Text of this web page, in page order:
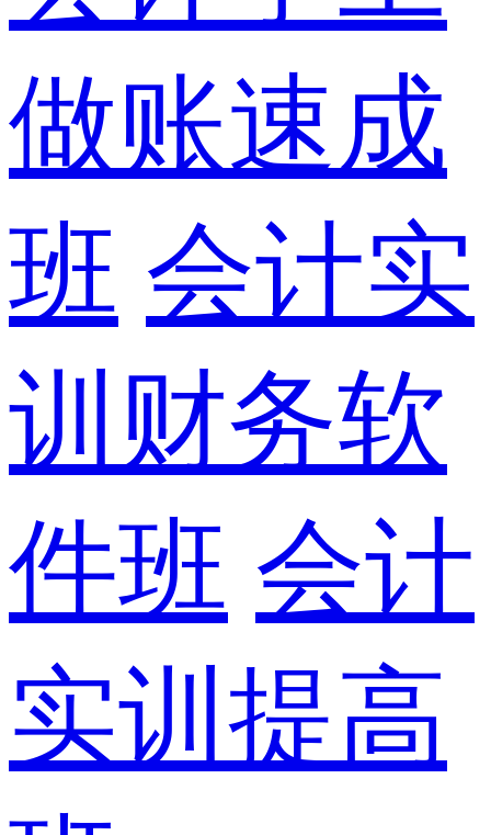
做账速成
班 会计实
训财务软
件班 会计
实训提高